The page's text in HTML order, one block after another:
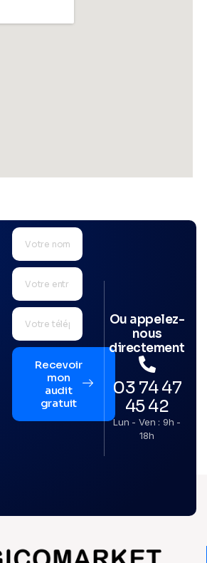
Recevoir
mon
audit
gratuit
Ou appelez-
nous
directement
03 74 47
45 42
Lun - Ven : 9h -
18h